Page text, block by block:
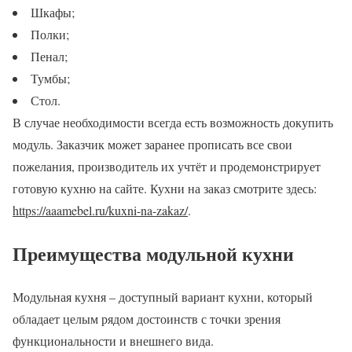
Шкафы;
Полки;
Пенал;
Тумбы;
Стол.
В случае необходимости всегда есть возможность докупить
модуль. Заказчик может заранее прописать все свои
пожелания, производитель их учтёт и продемонстрирует
готовую кухню на сайте. Кухни на заказ смотрите здесь:
https://aaamebel.ru/kuxni-na-zakaz/.
Преимущества модульной кухни
Модульная кухня – доступный вариант кухни, который
обладает целым рядом достоинств с точки зрения
функциональности и внешнего вида.